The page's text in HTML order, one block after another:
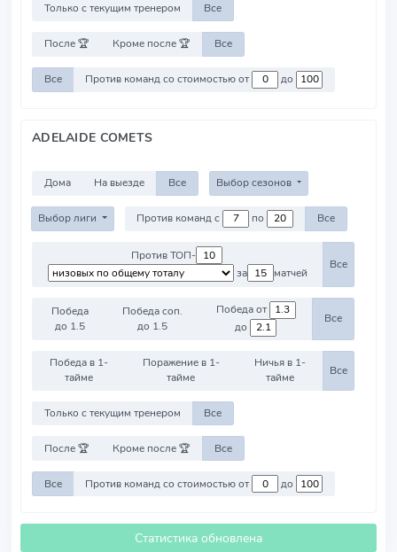
Только с текущим тренером Все
После 🏆 Кроме после 🏆 Все
Все Против команд со стоимостью от до
ADELAIDE COMETS
Дома На выезде Все Выбор сезонов
Выбор лиги Против команд с по Все
Против ТОП-
за
матчей
Все
Победа
до 1.5
Победа соп.
до 1.5
Победа от
до
Все
Победа в 1-
тайме
Поражение в 1-
тайме
Ничья в 1-
тайме
Все
Только с текущим тренером Все
После 🏆 Кроме после 🏆 Все
Все Против команд со стоимостью от до
Статистика обновлена